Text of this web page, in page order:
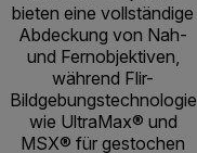
bieten eine vollständige
Abdeckung von Nah-
und Fernobjektiven,
während Flir-
Bildgebungstechnologie
wie UltraMax® und
MSX® für gestochen